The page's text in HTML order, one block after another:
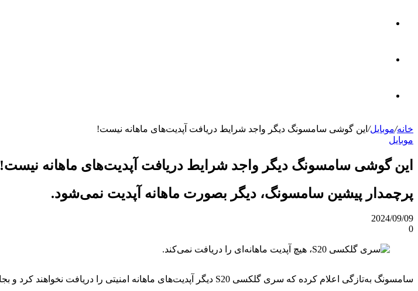
برای خانه/موبایل/ این گوشی سامسونگ دیگر واجد شرایط دریافت آپدیت‌های ماهانه نیست!
موبایل
این گوشی سامسونگ دیگر واجد شرایط دریافت آپدیت‌های ماهانه نیست!
پرچمدار پیشین سامسونگ، دیگر بصورت ماهانه آپدیت نمی‌شود.
2024/09/09
0
سامسونگ به‌تازگی اعلام کرده که سری گلکسی S20 دیگر آپدیت‌های ماهانه امنیتی را دریافت نخواهند کرد و بجای آن، هر سه‌ماه یکبار آپدیت امنیتی دریافت می‌کنند.